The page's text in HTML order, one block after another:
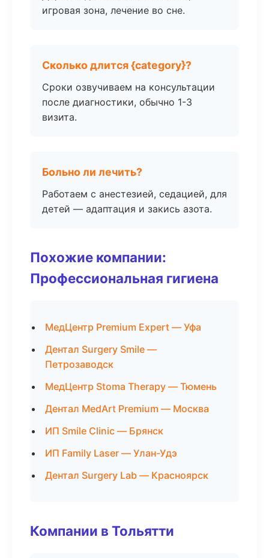
игровая зона, лечение во сне.
Сколько длится {category}?
Сроки озвучиваем на консультации
после диагностики, обычно 1-3
визита.
Больно ли лечить?
Работаем с анестезией, седацией, для
детей — адаптация и закись азота.
Похожие компании:
Профессиональная гигиена
МедЦентр Premium Expert — Уфа
Дентал Surgery Smile —
Петрозаводск
МедЦентр Stoma Therapy — Тюмень
Дентал MedArt Premium — Москва
ИП Smile Clinic — Брянск
ИП Family Laser — Улан-Удэ
Дентал Surgery Lab — Красноярск
Компании в Тольятти